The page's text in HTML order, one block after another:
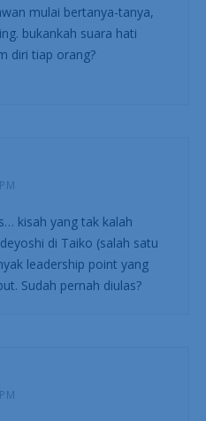
mulai bertanya-tanya,
bukankah suara hati
diri tiap orang?
kisah yang tak kalah
di Taiko (salah satu
leadership point yang
Sudah pernah diulas?